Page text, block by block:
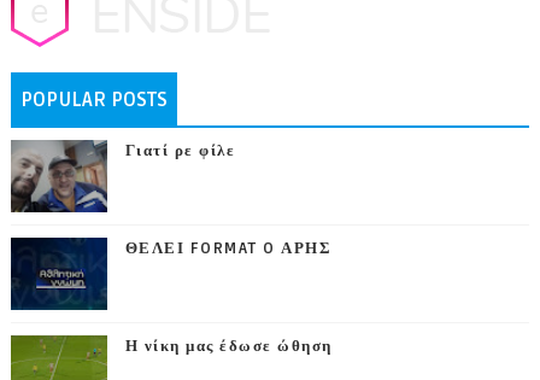
POPULAR POSTS
Γιατί ρε φίλε
ΘΕΛΕΙ FORMAT O ΑΡΗΣ
Η νίκη μας έδωσε ώθηση